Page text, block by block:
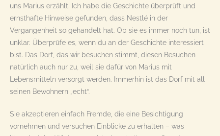
uns Marius erzählt. Ich habe die Geschichte überprüft und
ernsthafte Hinweise gefunden, dass Nestlé in der
Vergangenheit so gehandelt hat. Ob sie es immer noch tun, ist
unklar. Überprüfe es, wenn du an der Geschichte interessiert
bist. Das Dorf, das wir besuchen stimmt, diesen Besuchen
natürlich auch nur zu, weil sie dafür von Marius mit
Lebensmitteln versorgt werden. Immerhin ist das Dorf mit all
seinen Bewohnern „echt“.
Sie akzeptieren einfach Fremde, die eine Besichtigung
vornehmen und versuchen Einblicke zu erhalten – was